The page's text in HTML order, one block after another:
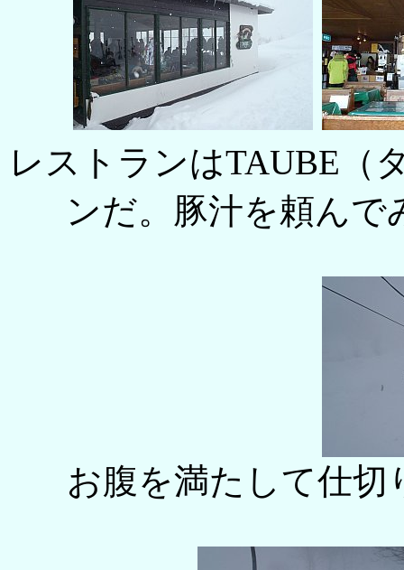
レストランはTAUBE（
ンだ。豚汁を頼ん
お腹を満たして仕